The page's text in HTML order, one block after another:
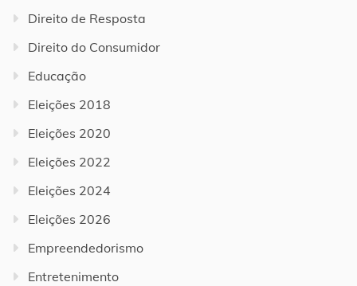
Direito de Resposta
Direito do Consumidor
Educação
Eleições 2018
Eleições 2020
Eleições 2022
Eleições 2024
Eleições 2026
Empreendedorismo
Entretenimento